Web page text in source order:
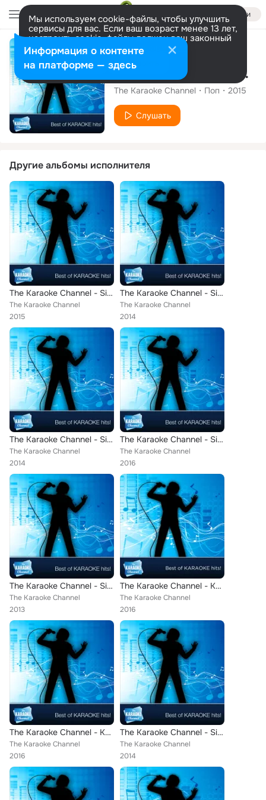
Войти
Мы используем cookie-файлы, чтобы улучшить
сервисы для вас. Если ваш возраст менее 13 лет,
настроить cookie-файлы должен ваш законный
представитель. Больше информации
Разрешить все Настроить
Альбом
The Karaoke Channel - Sing Be Young, Be Foolish, Be Happy Like Sonia
The Karaoke Channel Поп 2015
Слушать
Другие альбомы исполнителя
The Karaoke Channel - Sing Nothing's Gonna Change My Love for You Like Glenn Medeiros
The Karaoke Channel
2015
The Karaoke Channel - Sing a Matter of Trust Like Billy Joel
The Karaoke Channel
2014
The Karaoke Channel - Sing Top Hits of 2009
The Karaoke Channel
2014
The Karaoke Channel - Sing Tennis Court Like Lorde
The Karaoke Channel
2016
The Karaoke Channel - Sing Sail Like Awolnation
The Karaoke Channel
2013
The Karaoke Channel - Karaoke Hits of 1997, Vol. 8
The Karaoke Channel
2016
The Karaoke Channel - Karaoke Hits of 2007, Vol. 58
The Karaoke Channel
2016
The Karaoke Channel - Sing I Stand Alone Like Godsmack
The Karaoke Channel
2014
Информация о контенте
на платформе — здесь